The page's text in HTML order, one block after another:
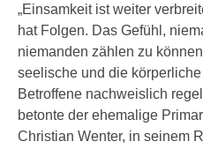
„Einsamkeit ist weiter
hat Folgen. Das Gefühl,
niemanden zählen zu
seelische und die
Betroffene nachweislich
betonte der ehemalige
Christian Wenter, in seinem